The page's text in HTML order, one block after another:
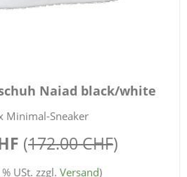
Naiad black/white
Minimal-Sneaker
(172.00 CHF)
USt. zzgl. Versand)